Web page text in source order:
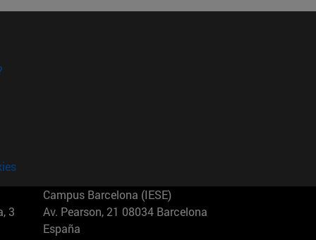
3
Campus Barcelona (IESE)
Av. Pearson, 21 08034 Barcelona
España